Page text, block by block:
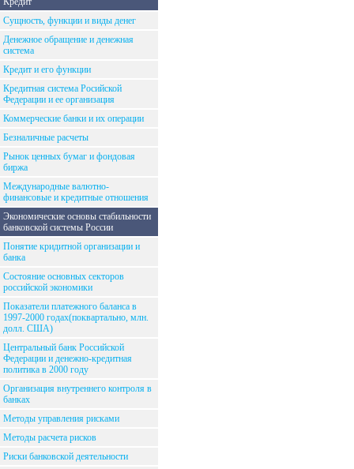
Сущность, функции и виды денег
Денежное обращение и денежная
система
Кредит и его функции
Кредитная система Росийской
Федерации и ее организация
Коммерческие банки и их операции
Безналичные расчеты
Рынок ценных бумаг и фондовая
биржа
Международные валютно-
финансовые и кредитные отношения
Экономические основы стабильности
банковской системы России
Понятие кридитной организации и
банка
Состояние основных секторов
российской экономики
Показатели платежного баланса в
1997-2000 годах(поквартально, млн.
долл. США)
Центральный банк Российской
Федерации и денежно-кредитная
политика в 2000 году
Организация внутреннего контроля в
банках
Методы управления рисками
Методы расчета рисков
Риски банковской деятельности